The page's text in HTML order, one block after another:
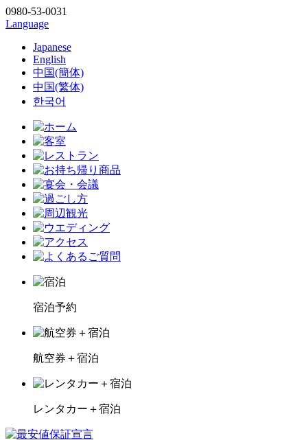
0980-53-0031
Language
Japanese
English
中国(簡体)
中国(繁体)
한국어
宿泊予約
航空券＋宿泊
レンタカー＋宿泊